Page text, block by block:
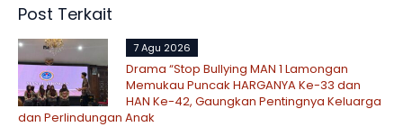
Post Terkait
7 Agu 2026
Drama “Stop Bullying MAN 1 Lamongan
Memukau Puncak HARGANYA Ke-33 dan
HAN Ke-42, Gaungkan Pentingnya Keluarga
dan Perlindungan Anak